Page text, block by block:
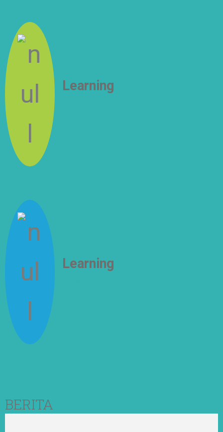
Learning
Learning
BERITA